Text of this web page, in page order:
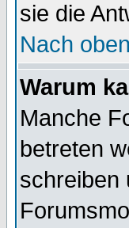
sie die
Nach oben
Warum
Manche
betreten
schreiben